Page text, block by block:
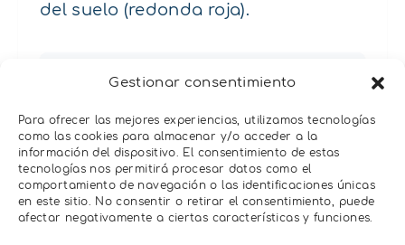
Gestionar consentimiento
Para ofrecer las mejores experiencias, utilizamos tecnologías
como las cookies para almacenar y/o acceder a la
información del dispositivo. El consentimiento de estas
tecnologías nos permitirá procesar datos como el
comportamiento de navegación o las identificaciones únicas
en este sitio. No consentir o retirar el consentimiento, puede
afectar negativamente a ciertas características y funciones.
del suelo (redonda roja).